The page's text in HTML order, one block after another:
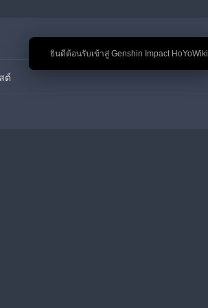
🎉 ยินดีต้อนรับเข้าสู่ Genshin Impact HoYoWiki
ต์